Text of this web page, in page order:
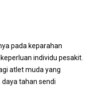
pada keparahan
individu pesakit.
atlet muda yang
tahan sendi